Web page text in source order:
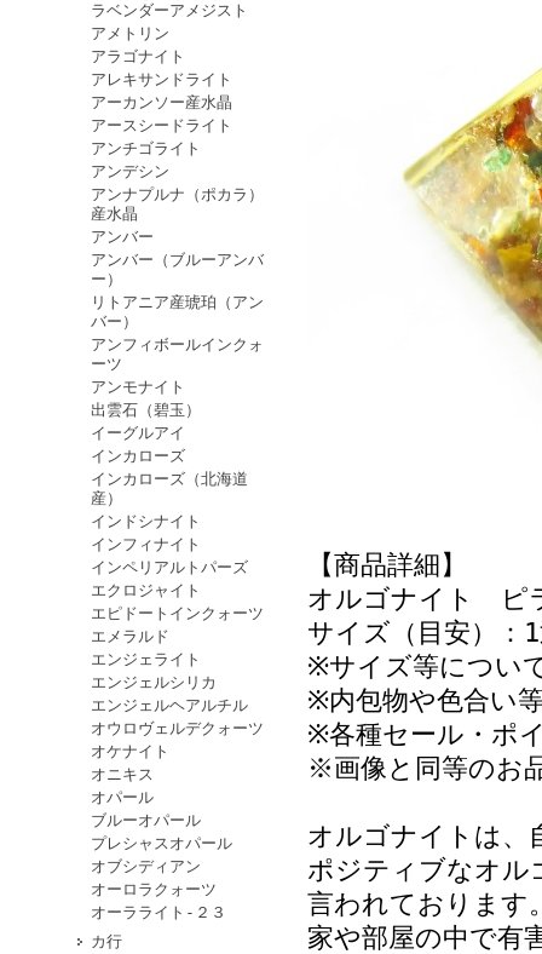
ラベンダーアメジスト
アメトリン
アラゴナイト
アレキサンドライト
アーカンソー産水晶
アースシードライト
アンチゴライト
アンデシン
アンナプルナ（ポカラ）
産水晶
アンバー
アンバー（ブルーアンバ
ー）
リトアニア産琥珀（アン
バー）
アンフィボールインクォ
ーツ
アンモナイト
出雲石（碧玉）
イーグルアイ
インカローズ
インカローズ（北海道
産）
インドシナイト
インフィナイト
インペリアルトパーズ
エクロジャイト
エピドートインクォーツ
エメラルド
エンジェライト
エンジェルシリカ
エンジェルヘアルチル
オウロヴェルデクォーツ
オケナイト
オニキス
オパール
ブルーオパール
プレシャスオパール
オブシディアン
オーロラクォーツ
オーラライト-２３
カ行
【商品詳細】
オルゴナイト
サイズ（目安）
※サイズ等につい
※内包物や色合い
※各種セール・ポ
※画像と同等のお
オルゴナイトは、
ポジティブなオル
言われております
家や部屋の中で有